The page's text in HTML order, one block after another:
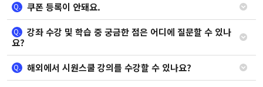
Q. 쿠폰 등록이 안돼요.
Q.
강좌 수강 및 학습 중 궁금한 점은 어디에 질문할 수 있나
요?
Q. 해외에서 시원스쿨 강의를 수강할 수 있나요?